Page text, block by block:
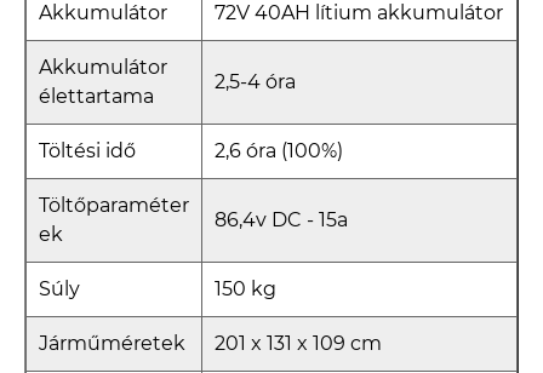
Akkumulátor 72V 40AH lítium akkumulátor
Akkumulátor
élettartama
2,5-4 óra
Töltési idő 2,6 óra (100%)
Töltőparaméter
ek
86,4v DC - 15a
Súly 150 kg
Járműméretek 201 x 131 x 109 cm